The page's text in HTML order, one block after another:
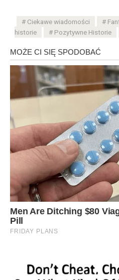
Ciekawe wiadomości
historie
Pozytywne Historie